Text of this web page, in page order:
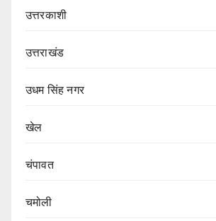
उत्तरकाशी
उत्तराखंड
उधम सिंह नगर
खेल
चंपावत
चमोली